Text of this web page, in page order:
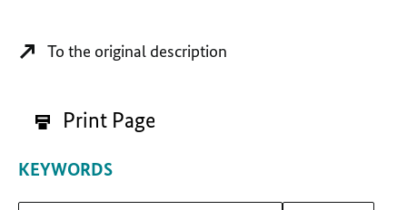
To the original description
Print Page
KEYWORDS